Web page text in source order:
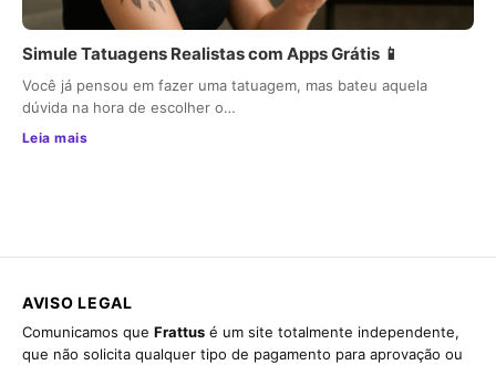
Simule Tatuagens Realistas com Apps Grátis 📱
Você já pensou em fazer uma tatuagem, mas bateu aquela
dúvida na hora de escolher o…
Leia mais
AVISO LEGAL
Comunicamos que Frattus é um site totalmente independente,
que não solicita qualquer tipo de pagamento para aprovação ou